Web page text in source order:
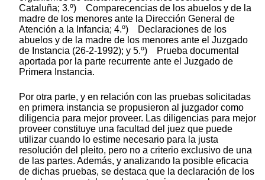
Cataluña; 3.º) Comparecencias de los abuelos y de la
madre de los menores ante la Dirección General de
Atención a la Infancia; 4.º) Declaraciones de los
abuelos y de la madre de los menores ante el Juzgado
de Instancia (26-2-1992); y 5.º) Prueba documental
aportada por la parte recurrente ante el Juzgado de
Primera Instancia.
Por otra parte, y en relación con las pruebas solicitadas
en primera instancia se propusieron al juzgador como
diligencia para mejor proveer. Las diligencias para mejor
proveer constituye una facultad del juez que puede
utilizar cuando lo estime necesario para la justa
resolución del pleito, pero no a criterio exclusivo de una
de las partes. Además, y analizando la posible eficacia
de dichas pruebas, se destaca que la declaración de los